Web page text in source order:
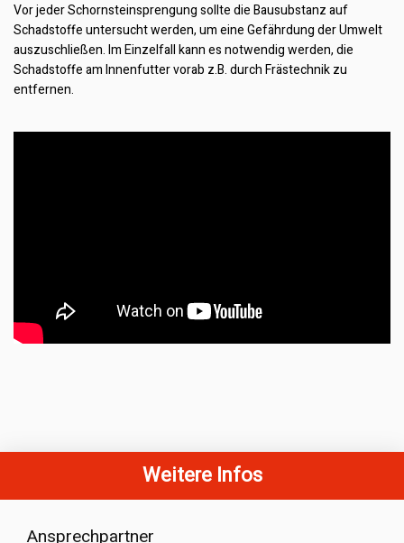
Vor jeder Schornsteinsprengung sollte die Bausubstanz auf
Schadstoffe untersucht werden, um eine Gefährdung der Umwelt
auszuschließen. Im Einzelfall kann es notwendig werden, die
Schadstoffe am Innenfutter vorab z.B. durch Frästechnik zu
entfernen.
Weitere Infos
Ansprechpartner